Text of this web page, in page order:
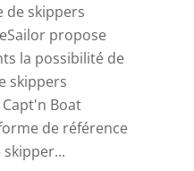
de skippers
propose
la possibilité de
skippers
Boat
de référence